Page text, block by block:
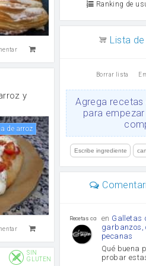
y
de arroz
SIN
GLUTEN
Ranking de
Lista
Borrar lista
Agrega recetas
para
Recetas con sazon
en Galletas
garbanzos,
pecanas
Qué buena
probar